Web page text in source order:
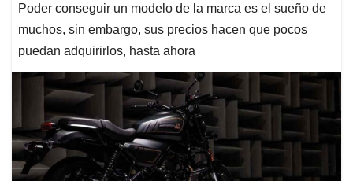
Poder conseguir un modelo de la marca es el sueño de
muchos, sin embargo, sus precios hacen que pocos
puedan adquirirlos, hasta ahora